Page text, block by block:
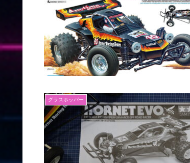
グラスホッパー